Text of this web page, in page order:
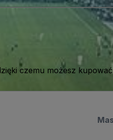
czemu możesz